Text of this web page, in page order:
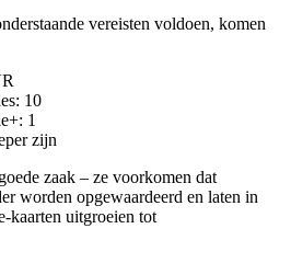
vereisten voldoen, komen
10
1
zijn
zaak – ze voorkomen dat
worden opgewaardeerd en laten in
kaarten uitgroeien tot